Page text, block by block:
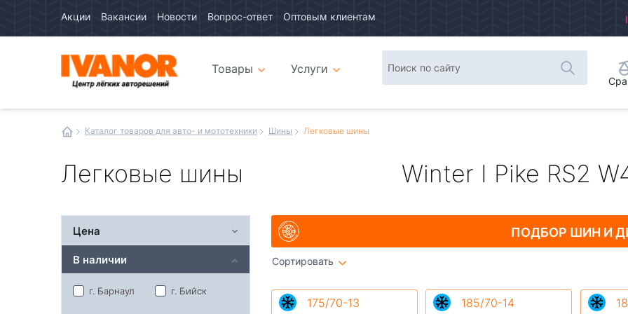
Акции Вакансии Новости Вопрос-ответ Оптовым клиентам
интернетТовары
Услуги
Каталог товаров для авто- и мототехники Шины Легковые шины
Легковые шины Winter I Pike RS2
ПОДБОР ШИНИ
Сортировать
175/70-13 185/70-14
Цена
В наличии
г. Барнаул г. Бийск